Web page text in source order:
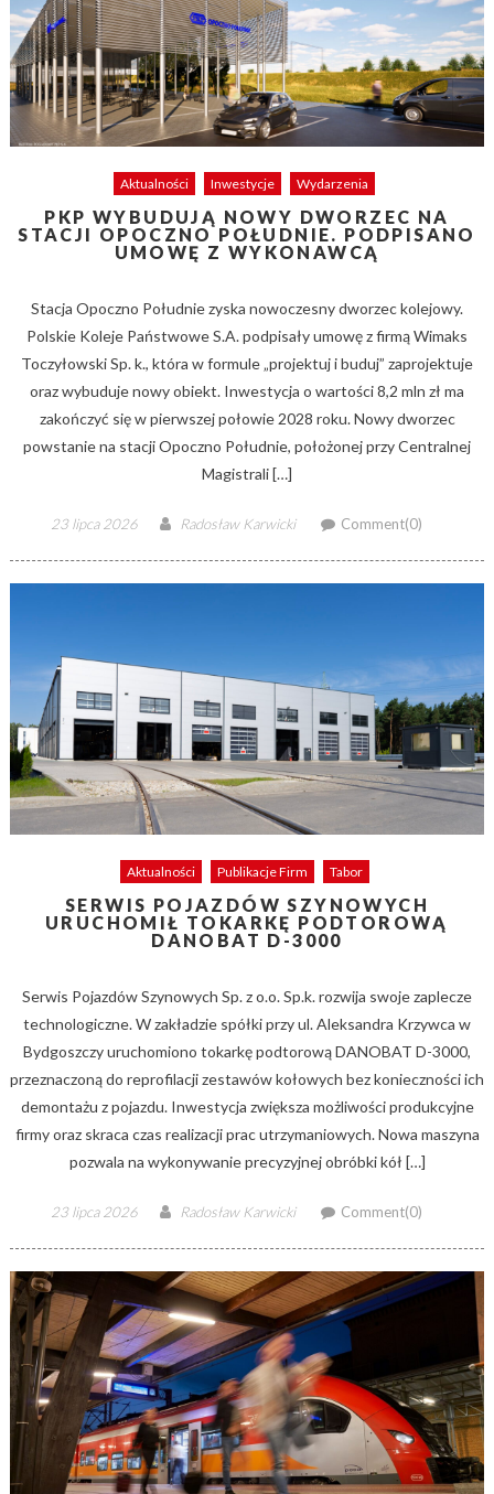
Aktualności Inwestycje Wydarzenia
PKP WYBUDUJĄ NOWY DWORZEC NA
STACJI OPOCZNO POŁUDNIE. PODPISANO
UMOWĘ Z WYKONAWCĄ
Stacja Opoczno Południe zyska nowoczesny dworzec kolejowy.
Polskie Koleje Państwowe S.A. podpisały umowę z firmą Wimaks
Toczyłowski Sp. k., która w formule „projektuj i buduj” zaprojektuje
oraz wybuduje nowy obiekt. Inwestycja o wartości 8,2 mln zł ma
zakończyć się w pierwszej połowie 2028 roku. Nowy dworzec
powstanie na stacji Opoczno Południe, położonej przy Centralnej
Magistrali […]
Posted
23 lipca 2026 Author
Radosław Karwicki Comment(0)
Aktualności Publikacje Firm Tabor
SERWIS POJAZDÓW SZYNOWYCH
URUCHOMIŁ TOKARKĘ PODTOROWĄ
DANOBAT D-3000
Serwis Pojazdów Szynowych Sp. z o.o. Sp.k. rozwija swoje zaplecze
technologiczne. W zakładzie spółki przy ul. Aleksandra Krzywca w
Bydgoszczy uruchomiono tokarkę podtorową DANOBAT D-3000,
przeznaczoną do reprofilacji zestawów kołowych bez konieczności ich
demontażu z pojazdu. Inwestycja zwiększa możliwości produkcyjne
firmy oraz skraca czas realizacji prac utrzymaniowych. Nowa maszyna
pozwala na wykonywanie precyzyjnej obróbki kół […]
Posted
23 lipca 2026 Author
Radosław Karwicki Comment(0)